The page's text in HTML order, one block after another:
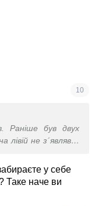
10
Раніше був двух
лівій не з´являвся
у себе
Таке наче ви